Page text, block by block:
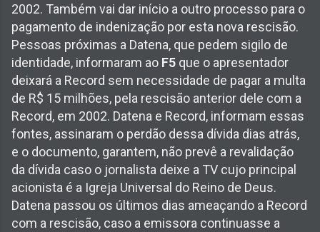
2002. Também vai dar início a outro processo para o
pagamento de indenização por esta nova rescisão.
Pessoas próximas a Datena, que pedem sigilo de
identidade, informaram ao F5 que o apresentador
deixará a Record sem necessidade de pagar a multa
de R$ 15 milhões, pela rescisão anterior dele com a
Record, em 2002. Datena e Record, informam essas
fontes, assinaram o perdão dessa dívida dias atrás,
e o documento, garantem, não prevê a revalidação
da dívida caso o jornalista deixe a TV cujo principal
acionista é a Igreja Universal do Reino de Deus.
Datena passou os últimos dias ameaçando a Record
com a rescisão, caso a emissora continuasse a